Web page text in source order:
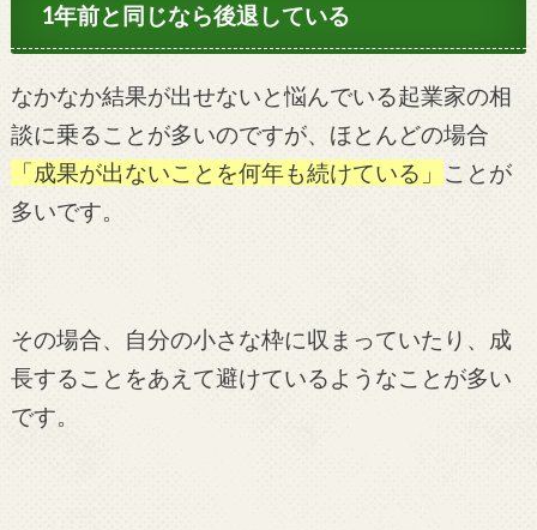
1年前と同じなら後退している
なかなか結果が出せないと悩んでいる起業家の相
談に乗ることが多いのですが、ほとんどの場合
「成果が出ないことを何年も続けている」 ことが
多いです。
その場合、自分の小さな枠に収まっていたり、成
長することをあえて避けているようなことが多い
です。